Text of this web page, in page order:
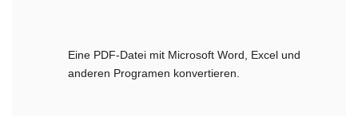
Eine PDF-Datei mit Microsoft Word, Excel und
anderen Programen konvertieren.